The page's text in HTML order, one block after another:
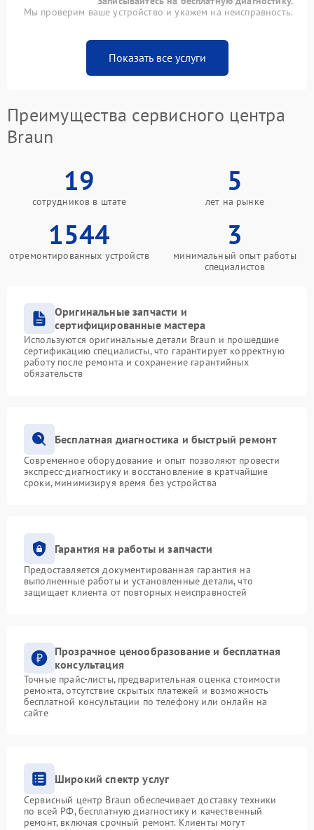
Мы проверим ваше устройство и укажем на неисправность.
Показать все услуги
Преимущества сервисного центра
Braun
19
сотрудников в штате
5
лет на рынке
1544
отремонтированных устройств
3
минимальный опыт работы
специалистов
Оригинальные запчасти и
сертифицированные мастера
Используются оригинальные детали Braun и прошедшие
сертификацию специалисты, что гарантирует корректную
работу после ремонта и сохранение гарантийных
обязательств
Бесплатная диагностика и быстрый ремонт
Современное оборудование и опыт позволяют провести
экспресс-диагностику и восстановление в кратчайшие
сроки, минимизируя время без устройства
Гарантия на работы и запчасти
Предоставляется документированная гарантия на
выполненные работы и установленные детали, что
защищает клиента от повторных неисправностей
Прозрачное ценообразование и бесплатная
консультация
Точные прайс-листы, предварительная оценка стоимости
ремонта, отсутствие скрытых платежей и возможность
бесплатной консультации по телефону или онлайн на
сайте
Широкий спектр услуг
Сервисный центр Braun обеспечивает доставку техники
по всей РФ, бесплатную диагностику и качественный
ремонт, включая срочный ремонт. Клиенты могут